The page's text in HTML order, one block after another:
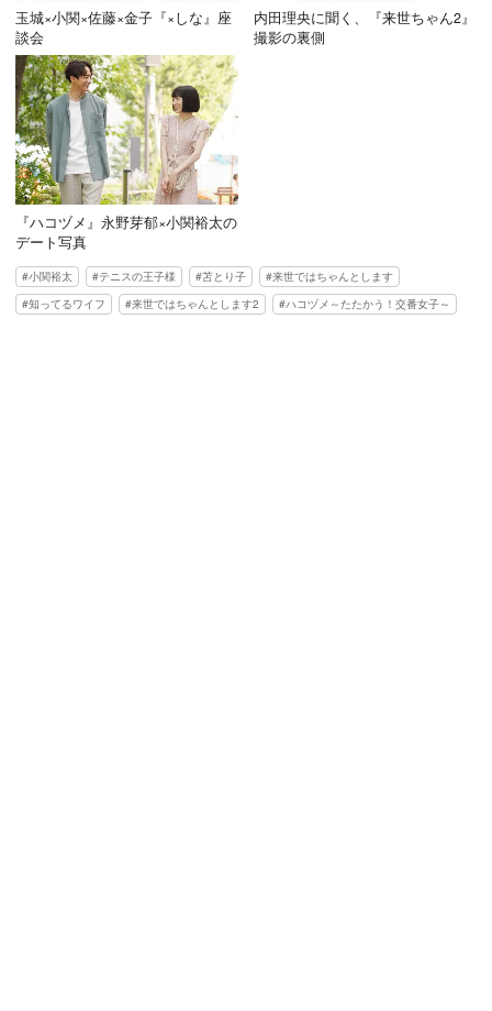
玉城×小関×佐藤×金子『×しな』座
談会
内田理央に聞く、『来世ちゃん2』
撮影の裏側
『ハコヅメ』永野芽郁×小関裕太の
デート写真
小関裕太 テニスの王子様 苫とり子
来世ではちゃんとします
知ってるワイフ
来世ではちゃんとします2 ハコヅメ～たたかう！交番女子～